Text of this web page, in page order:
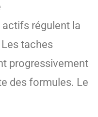
actifs régulent la
taches
progressivement
des formules. Le